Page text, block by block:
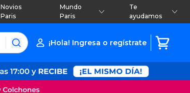
Novios
Paris
Mundo
Paris
Te
ayudamos
¡Hola! Ingresa o regístrate